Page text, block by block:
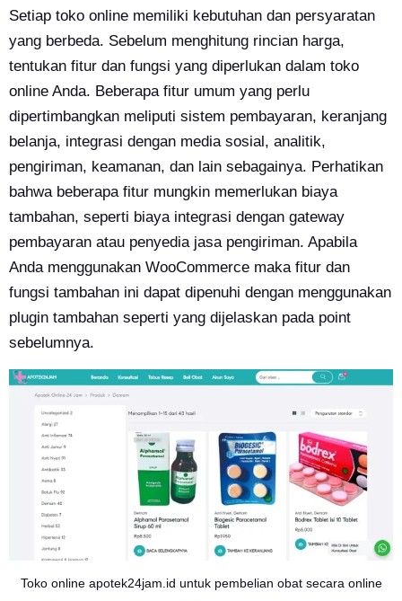
Setiap toko online memiliki kebutuhan dan persyaratan
yang berbeda. Sebelum menghitung rincian harga,
tentukan fitur dan fungsi yang diperlukan dalam toko
online Anda. Beberapa fitur umum yang perlu
dipertimbangkan meliputi sistem pembayaran, keranjang
belanja, integrasi dengan media sosial, analitik,
pengiriman, keamanan, dan lain sebagainya. Perhatikan
bahwa beberapa fitur mungkin memerlukan biaya
tambahan, seperti biaya integrasi dengan gateway
pembayaran atau penyedia jasa pengiriman. Apabila
Anda menggunakan WooCommerce maka fitur dan
fungsi tambahan ini dapat dipenuhi dengan menggunakan
plugin tambahan seperti yang dijelaskan pada point
sebelumnya.
Toko online apotek24jam.id untuk pembelian obat secara online